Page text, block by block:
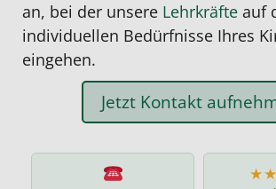
an, bei der unsere Lehrkräfte auf
individuellen Bedürfnisse Ihres
eingehen.
Jetzt Kontakt